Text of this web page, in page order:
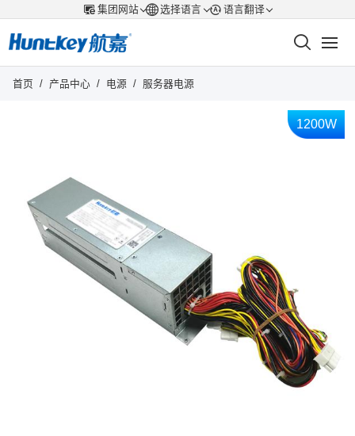
集团网站 选择语言 语言翻译
首页 / 产品中心 / 电源 / 服务器电源
1200W